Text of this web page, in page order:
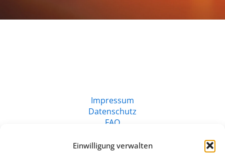
Einwilligung verwalten
Impressum
Datenschutz
FAQ